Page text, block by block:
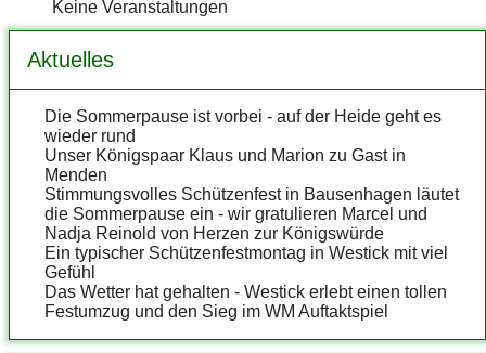
Keine Veranstaltungen
Aktuelles
Die Sommerpause ist vorbei - auf der Heide geht es
wieder rund
Unser Königspaar Klaus und Marion zu Gast in
Menden
Stimmungsvolles Schützenfest in Bausenhagen läutet
die Sommerpause ein - wir gratulieren Marcel und
Nadja Reinold von Herzen zur Königswürde
Ein typischer Schützenfestmontag in Westick mit viel
Gefühl
Das Wetter hat gehalten - Westick erlebt einen tollen
Festumzug und den Sieg im WM Auftaktspiel